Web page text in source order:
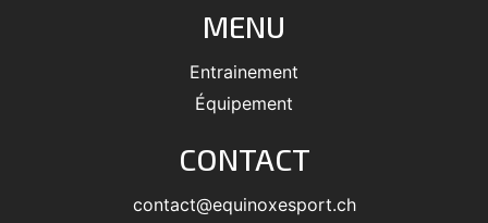
MENU
Entrainement
Équipement
CONTACT
contact@equinoxesport.ch